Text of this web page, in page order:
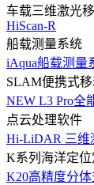
车载三维激光
HiScan-R
船载测量系统
iAqua船载测量
SLAM便携式
NEW L3 Pro全
点云处理软件
Hi-LiDAR 三维
K系列海洋定
K20高精度分